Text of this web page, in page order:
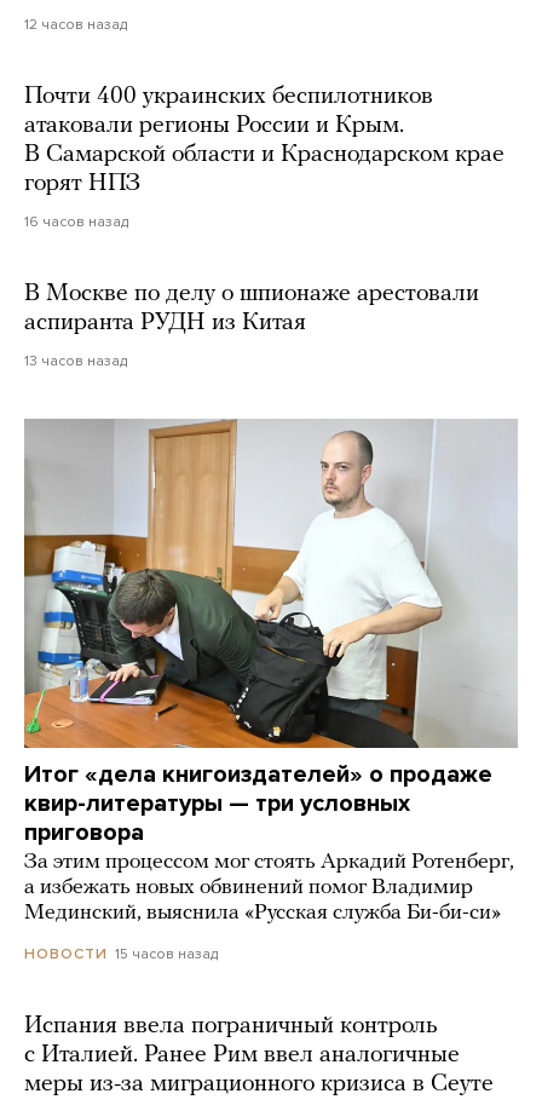
12 часов назад
Почти 400 украинских беспилотников
атаковали регионы России и Крым.
В Самарской области и Краснодарском крае
горят НПЗ
16 часов назад
В Москве по делу о шпионаже арестовали
аспиранта РУДН из Китая
13 часов назад
Итог «дела книгоиздателей» о продаже
квир-литературы — три условных
приговора
За этим процессом мог стоять Аркадий Ротенберг,
а избежать новых обвинений помог Владимир
Мединский, выяснила «Русская служба Би-би-си»
НОВОСТИ 15 часов назад
Испания ввела пограничный контроль
с Италией. Ранее Рим ввел аналогичные
меры из-за миграционного кризиса в Сеуте